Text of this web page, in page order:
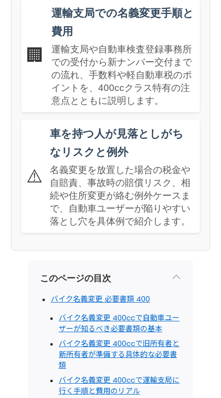
🏢
運輸支局での名義変更手順と
費用
運輸支局や自動車検査登録事務所
での受付から新ナンバー交付まで
の流れ、手数料や軽自動車税のポ
イントを、400ccクラス特有の注
意点とともに説明します。
⚠️
車を持つ人が見落としがち
なリスクと例外
名義変更を放置した場合の税金や
自賠責、事故時の賠償リスク、相
続や住所変更が絡む例外ケースま
で、自動車ユーザーが陥りやすい
落とし穴を具体例で紹介します。
このページの目次
バイク名義変更 必要書類 400
バイク名義変更 400ccで自動車ユー
ザーが知るべき必要書類の基本
バイク名義変更 400ccで旧所有者と
新所有者が準備する具体的な必要書
類
バイク名義変更 400ccで運輸支局に
行く手順と費用のリアル